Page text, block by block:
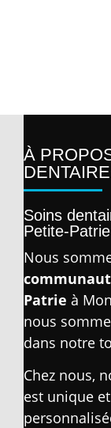
À
DENTAIRE
Soins
Petite-Patrie
Nous
Patrie à
nous
dans notre
Chez nous,
est unique